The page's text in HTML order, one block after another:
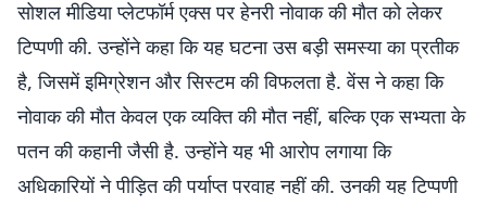
सोशल मीडिया प्लेटफॉर्म एक्स पर हेनरी नोवाक की मौत को लेकर
टिप्पणी की. उन्होंने कहा कि यह घटना उस बड़ी समस्या का प्रतीक
है, जिसमें इमिग्रेशन और सिस्टम की विफलता है. वेंस ने कहा कि
नोवाक की मौत केवल एक व्यक्ति की मौत नहीं, बल्कि एक सभ्यता के
पतन की कहानी जैसी है. उन्होंने यह भी आरोप लगाया कि
अधिकारियों ने पीड़ित की पर्याप्त परवाह नहीं की. उनकी यह टिप्पणी